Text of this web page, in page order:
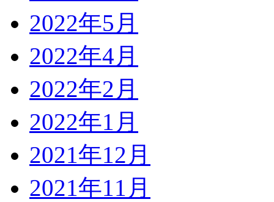
2022年5月
2022年4月
2022年2月
2022年1月
2021年12月
2021年11月